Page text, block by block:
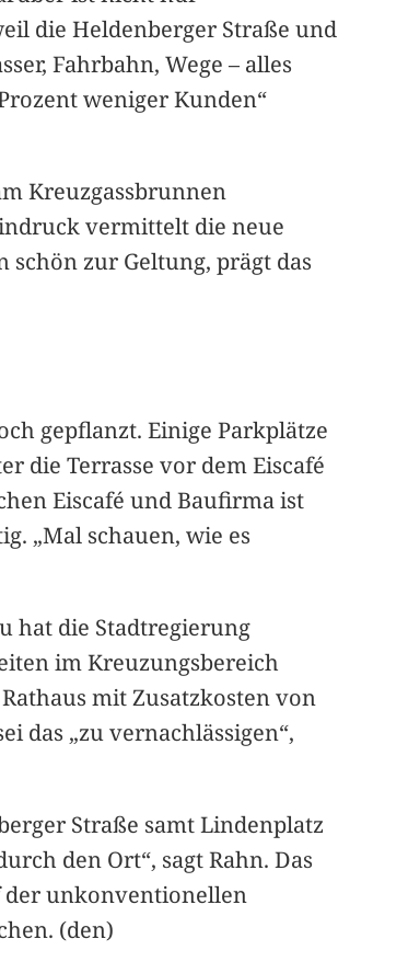
die Heldenberger Straße und
Fahrbahn, Wege – alles
weniger Kunden“
Kreuzgassbrunnen
vermittelt die neue
zur Geltung, prägt das
gepflanzt. Einige Parkplätze
die Terrasse vor dem Eiscafé
Eiscafé und Baufirma ist
„Mal schauen, wie es
hat die Stadtregierung
im Kreuzungsbereich
mit Zusatzkosten von
das „zu vernachlässigen“,
Straße samt Lindenplatz
den Ort“, sagt Rahn. Das
der unkonventionellen
(den)